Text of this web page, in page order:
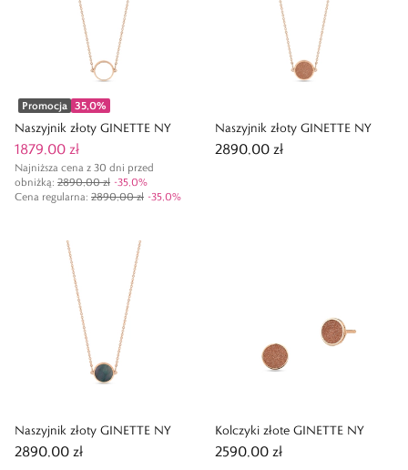
Promocja 35,0%
Naszyjnik złoty GINETTE NY
1879,00 zł
Najniższa cena z 30 dni przed
obniżką: 2890,00 zł -35,0%
Cena regularna: 2890,00 zł -35,0%
Naszyjnik złoty GINETTE NY
2890,00 zł
Naszyjnik złoty GINETTE NY
2890,00 zł
Kolczyki złote GINETTE NY
2590,00 zł